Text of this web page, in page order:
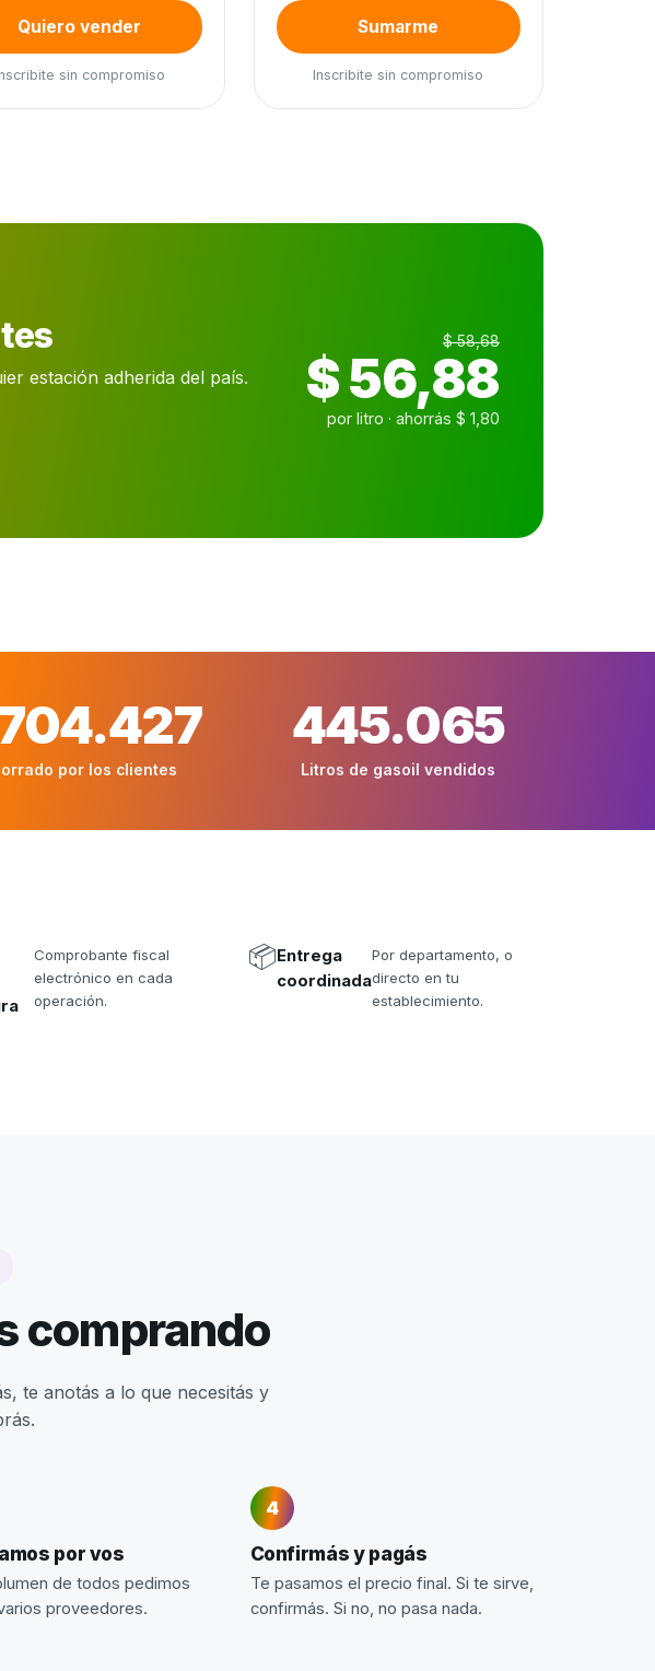
Quiero vender
sin compromiso
Sumarme
Inscribite sin compromiso
estación adherida del país.
$ 58,68
$ 56,88
por litro · ahorrás $ 1,80
por los clientes
445.065
Litros de gasoil vendidos
Comprobante fiscal
electrónico en cada
operación.
📦Entrega
coordinada
Por departamento, o
directo en tu
establecimiento.
comprando
te anotás a lo que necesitás y
por vos
de todos pedimos
proveedores.
Confirmás y pagás
Te pasamos el precio final. Si te sirve,
confirmás. Si no, no pasa nada.